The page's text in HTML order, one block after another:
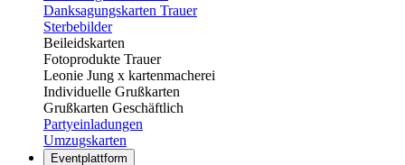
Danksagungskarten Trauer
Sterbebilder
Beileidskarten
Fotoprodukte Trauer
Leonie Jung x kartenmacherei
Individuelle Grußkarten
Grußkarten Geschäftlich
Partyeinladungen
Umzugskarten
Eventplattform